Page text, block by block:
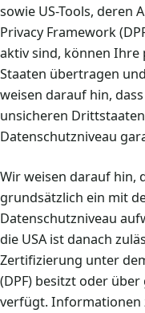
sowie US-Tools, deren
Privacy Framework
aktiv sind, können Ihre
Staaten übertragen
weisen darauf hin,
unsicheren
Datenschutzniveau
Wir weisen darauf hin,
grundsätzlich ein mit
Datenschutzniveau
die USA ist danach
Zertifizierung unter
(DPF) besitzt oder
verfügt. Informationen